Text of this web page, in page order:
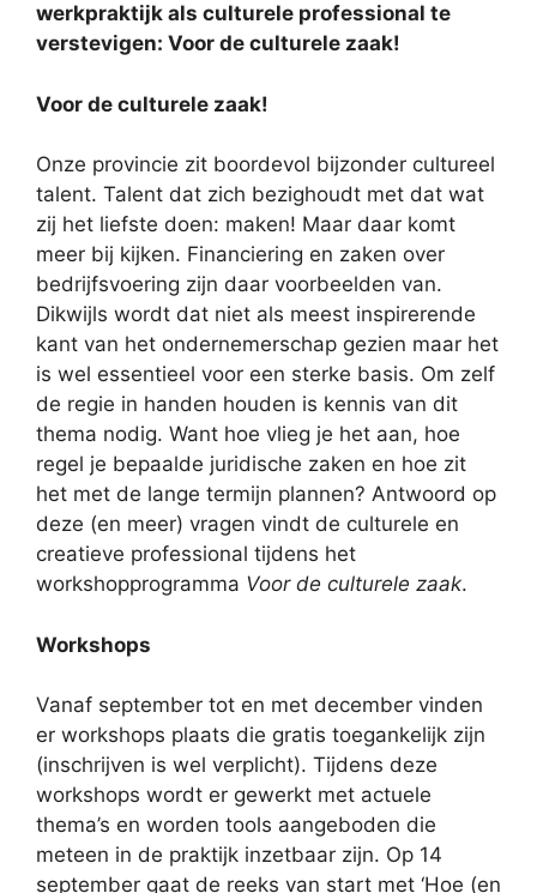
werkpraktijk als culturele professional te
verstevigen: Voor de culturele zaak!
Voor de culturele zaak!
Onze provincie zit boordevol bijzonder cultureel
talent. Talent dat zich bezighoudt met dat wat
zij het liefste doen: maken! Maar daar komt
meer bij kijken. Financiering en zaken over
bedrijfsvoering zijn daar voorbeelden van.
Dikwijls wordt dat niet als meest inspirerende
kant van het ondernemerschap gezien maar het
is wel essentieel voor een sterke basis. Om zelf
de regie in handen houden is kennis van dit
thema nodig. Want hoe vlieg je het aan, hoe
regel je bepaalde juridische zaken en hoe zit
het met de lange termijn plannen? Antwoord op
deze (en meer) vragen vindt de culturele en
creatieve professional tijdens het
workshopprogramma Voor de culturele zaak.
Workshops
Vanaf september tot en met december vinden
er workshops plaats die gratis toegankelijk zijn
(inschrijven is wel verplicht). Tijdens deze
workshops wordt er gewerkt met actuele
thema’s en worden tools aangeboden die
meteen in de praktijk inzetbaar zijn. Op 14
september gaat de reeks van start met ‘Hoe (en